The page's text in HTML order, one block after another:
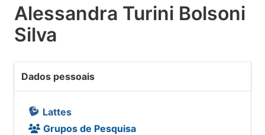
Alessandra Turini Bolsoni
Silva
Dados pessoais
Lattes
Grupos de Pesquisa